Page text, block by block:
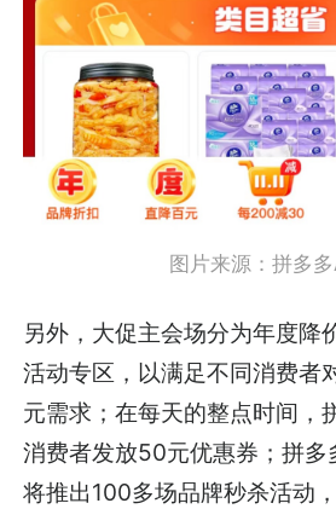
图片来源：拼多
另外，大促主会场分为年度降
活动专区，以满足不同消费者
元需求；在每天的整点时间，
消费者发放50元优惠券；拼多
将推出100多场品牌秒杀活动